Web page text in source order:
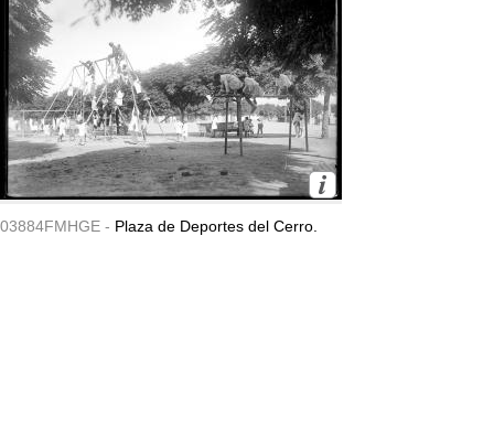
03884FMHGE - Plaza de Deportes del Cerro.